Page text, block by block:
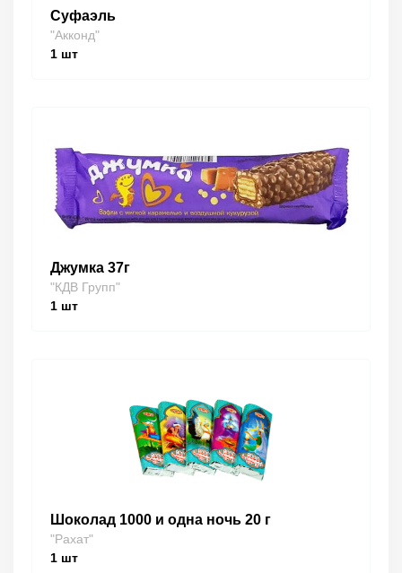
Суфаэль
"Акконд"
1 шт
Джумка 37г
"КДВ Групп"
1 шт
Шоколад 1000 и одна ночь 20 г
"Рахат"
1 шт